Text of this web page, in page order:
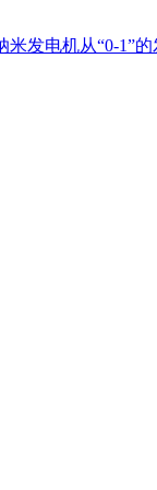
米发电机从“0-1”